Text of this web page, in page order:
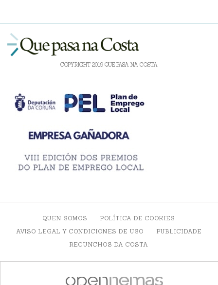
COPYRIGHT 2019 QUE PASA NA COSTA
QUEN SOMOS
POLÍTICA DE COOKIES
AVISO LEGAL Y CONDICIONES DE USO
PUBLICIDADE
RECUNCHOS DA COSTA